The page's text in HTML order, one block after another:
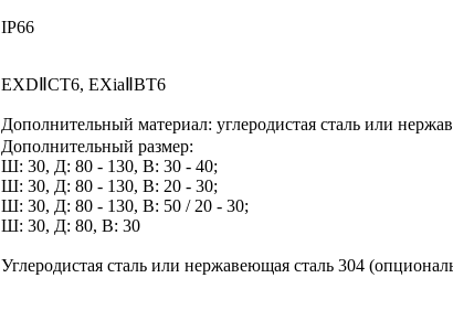
IP66
EXDⅡCT6, EXiaⅡBT6
Дополнительный материал: углеродистая сталь или
Дополнительный размер:
Ш: 30, Д: 80 - 130, В: 30 - 40;
Ш: 30, Д: 80 - 130, В: 20 - 30;
Ш: 30, Д: 80 - 130, В: 50 / 20 - 30;
Ш: 30, Д: 80, В: 30
Углеродистая сталь или нержавеющая сталь 304